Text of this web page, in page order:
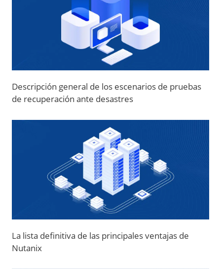
Descripción general de los escenarios de pruebas
de recuperación ante desastres
La lista definitiva de las principales ventajas de
Nutanix